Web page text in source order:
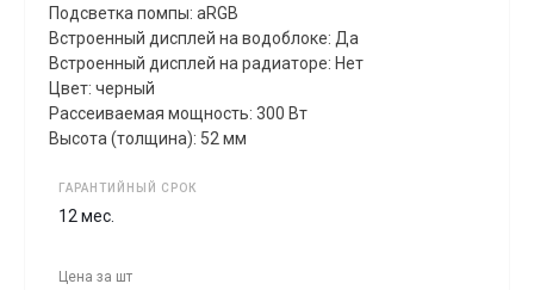
Подсветка помпы: aRGB
Встроенный дисплей на водоблоке: Да
Встроенный дисплей на радиаторе: Нет
Цвет: черный
Рассеиваемая мощность: 300 Вт
Высота (толщина): 52 мм
ГАРАНТИЙНЫЙ СРОК
12 мес.
Цена за шт